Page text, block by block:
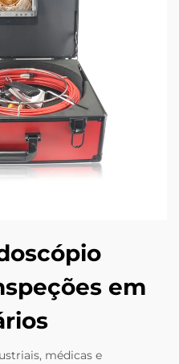
em
médicas e